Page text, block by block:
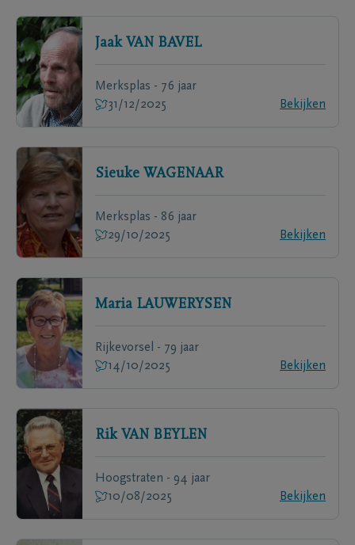
Jaak VAN BAVEL
Merksplas - 76 jaar
31/12/2025
Bekijken
Sieuke WAGENAAR
Merksplas - 86 jaar
29/10/2025
Bekijken
Maria LAUWERYSEN
Rijkevorsel - 79 jaar
14/10/2025
Bekijken
Rik VAN BEYLEN
Hoogstraten - 94 jaar
10/08/2025
Bekijken